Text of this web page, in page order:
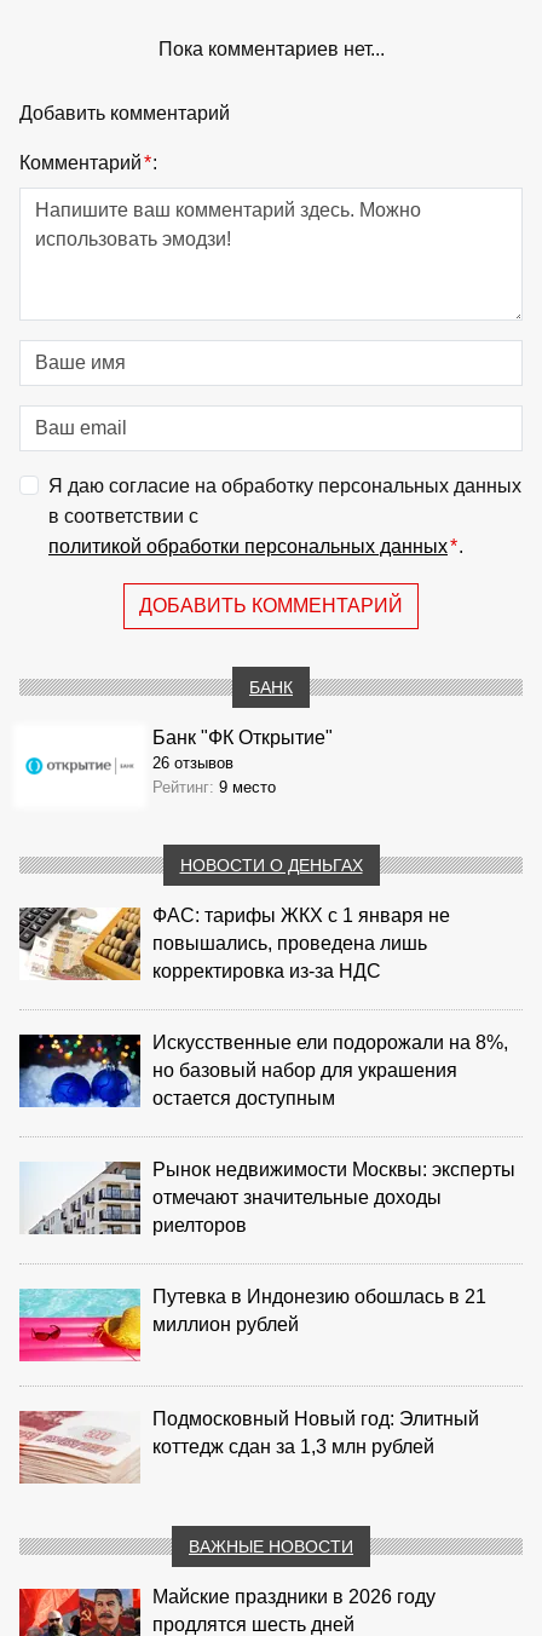
Пока комментариев нет...
Добавить комментарий
Комментарий*:
Я даю согласие на обработку персональных данных
в соответствии с
политикой обработки персональных данных*.
ДОБАВИТЬ КОММЕНТАРИЙ
БАНК
Банк "ФК Открытие"
26 отзывов
Рейтинг: 9 место
НОВОСТИ О ДЕНЬГАХ
ФАС: тарифы ЖКХ с 1 января не
повышались, проведена лишь
корректировка из‑за НДС
Искусственные ели подорожали на 8%,
но базовый набор для украшения
остается доступным
Рынок недвижимости Москвы: эксперты
отмечают значительные доходы
риелторов
Путевка в Индонезию обошлась в 21
миллион рублей
Подмосковный Новый год: Элитный
коттедж сдан за 1,3 млн рублей
ВАЖНЫЕ НОВОСТИ
Майские праздники в 2026 году
продлятся шесть дней